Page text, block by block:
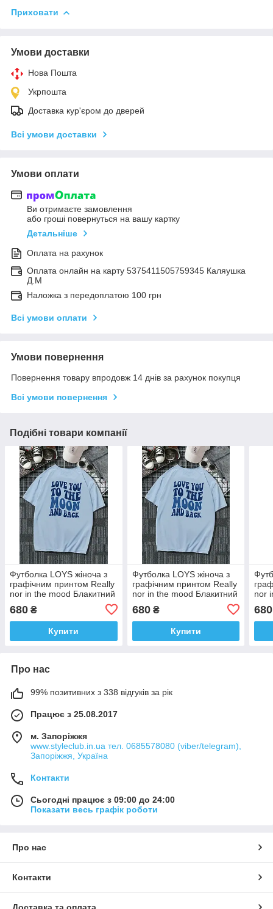
Приховати
Умови доставки
Нова Пошта
Укрпошта
Доставка кур'єром до дверей
Всі умови доставки
Умови оплати
Ви отримаєте замовлення
або гроші повернуться на вашу картку
Детальніше
Оплата на рахунок
Оплата онлайн на карту 5375411505759345 Каляушка
Д.М
Наложка з передоплатою 100 грн
Всі умови оплати
Умови повернення
Повернення товару впродовж 14 днів за рахунок покупця
Всі умови повернення
Подібні товари компанії
Футболка LOYS жіноча з
графічним принтом Really
nor in the mood Блакитний
680 ₴
Купити
Футболка LOYS жіноча з
графічним принтом Really
nor in the mood Блакитний
680₴
Купити
nor
680
Про нас
99% позитивних з 338 відгуків за рік
Працює з 25.08.2017
м. Запоріжжя
www.styleclub.in.ua тел. 0685578080 (viber/telegram),
Запоріжжя, Україна
Контакти
Сьогодні працює з 09:00 до 24:00
Показати весь графік роботи
Про нас
Контакти